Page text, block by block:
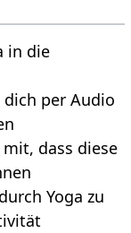
in die
dich per Audio
dass diese
Yoga zu